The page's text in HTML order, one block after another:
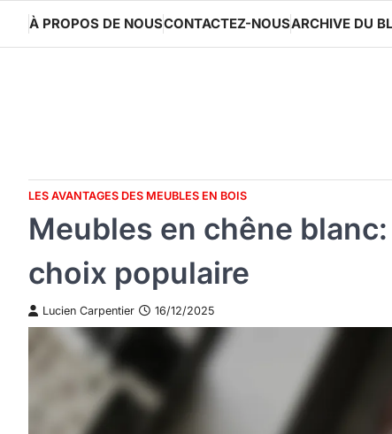
content
À PROPOS DE NOUSCONTACTEZ-NOUSARCHIVE DU
LES AVANTAGES DES MEUBLES EN BOIS
Meubles en chêne
choix populaire
Lucien Carpentier 16/12/2025